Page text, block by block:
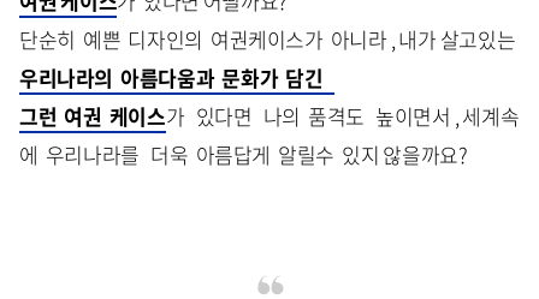
단순히 예쁜 디자인의 여권케이스가 아니라 , 내가 살고있는
우리나라의 아름다움과 문화가 담긴
그런 여권 케이스가 있다면 나의 품격도 높이면서 , 세계속
에 우리나라를 더욱 아름답게 알릴수 있지 않을까요?